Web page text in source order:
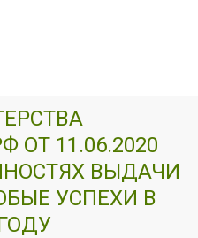
ОТ 11.06.2020
ВЫДАЧИ
УСПЕХИ В